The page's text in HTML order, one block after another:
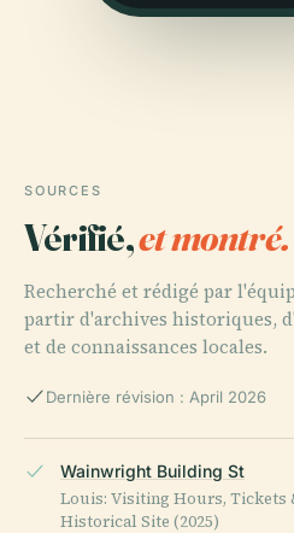
SOURCES
Vérifié,et montré.
Recherché et rédigé par
partir d'archives historiques,
et de connaissances locales.
Dernière révision : April 2026
Wainwright Building St
Louis: Visiting Hours,
Historical Site (2025)